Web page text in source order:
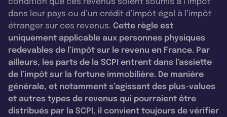
condition que ces revenus soient soumis à l’impôt
dans leur pays ou d’un crédit d’impôt égal à l’impôt
étranger sur ces revenus. Cette règle est
uniquement applicable aux personnes physiques
redevables de l’impôt sur le revenu en France. Par
ailleurs, les parts de la SCPI entrent dans l’assiette
de l’impôt sur la fortune immobilière. De manière
générale, et notamment s’agissant des plus-values
et autres types de revenus qui pourraient être
distribués par la SCPI, il convient toujours de vérifier